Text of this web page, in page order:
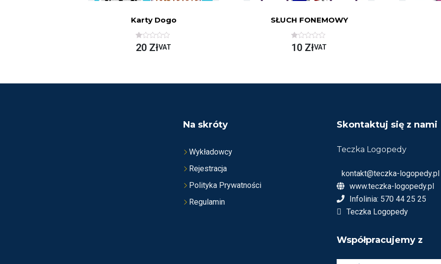
Karty Dogo
O
C
N
20 ZłVAT
SŁUCH FONEMOWY
O
C
N
10 ZłVAT
Na skróty
Wykładowcy
Rejestracja
Polityka Prywatności
Regulamin
Skontaktuj się z nami
Teczka Logopedy
kontakt@teczka-logopedy.pl
www.teczka-logopedy.pl
Infolinia: 570 44 25 25
Teczka Logopedy
Współpracujemy z